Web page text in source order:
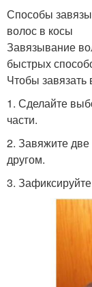
Способы
волос в косы
Завязывание
быстрых
Чтобы завязать
1. Сделайте
части.
2. Завяжите две
другом.
3.